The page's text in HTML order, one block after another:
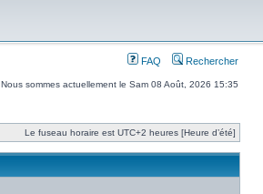
FAQ Rechercher
Nous sommes actuellement le Sam 08 Août, 2026 15:35
Le fuseau horaire est UTC+2 heures [Heure d’été]